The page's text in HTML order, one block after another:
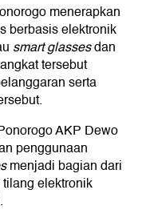
menerapkan
berbasis elektronik
smart glassesdan
tersebut
serta
AKP Dewo
penggunaan
menjadi bagian dari
elektronik